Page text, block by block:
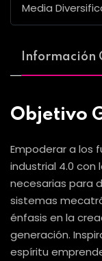
Media
Información
Objetivo
Empoderar a los
industrial 4.0 con
necesarias para
sistemas
énfasis en la
generación.
espíritu